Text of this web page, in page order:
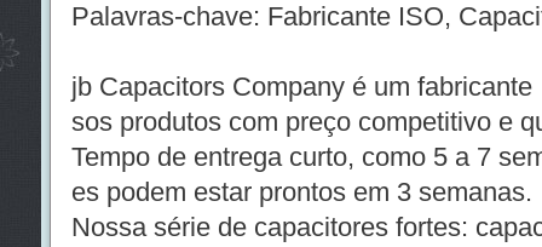
Palavras-chave: Fabricante ISO,
jb Capacitors Company é um
sos produtos com preço competitivo e
Tempo de entrega curto, como 5 a 7
es podem estar prontos em 3 semanas.
Nossa série de capacitores fortes: